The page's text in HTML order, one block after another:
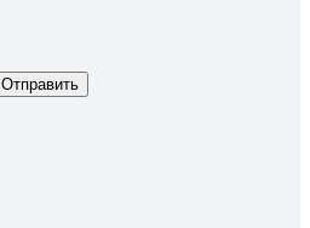
Отправить